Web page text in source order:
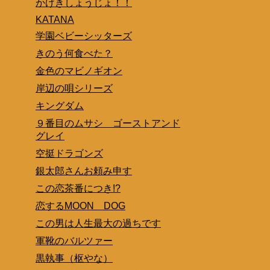
かげきしょうじょ！！
KATANA
学園ベビーシッターズ
きのう何食べた？
金色のマビノギオン
岸辺の唄シリーズ
キングダム
９番目のムサシ ゴーストアンド
グレイ
空挺ドラゴンズ
銀太郎さんお頼み申す
この恋茶番につき!?
恋するMOON DOG
この男は人生最大の過ちです
軍靴のバルツァー
黒執事（枢やな）